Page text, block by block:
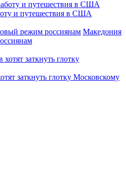
и путешествия в США
Македония
заткнуть глотку Московскому